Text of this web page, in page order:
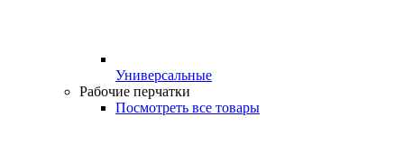
Универсальные
Рабочие перчатки
Посмотреть все товары